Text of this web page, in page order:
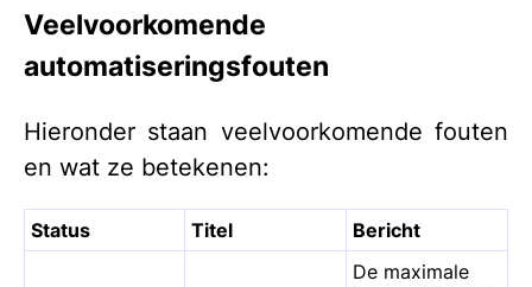
Veelvoorkomende
automatiseringsfouten
Hieronder staan veelvoorkomende fouten
en wat ze betekenen:
Status Titel Bericht
De maximale